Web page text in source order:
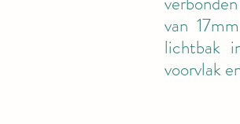
van
lichtbak
voorvlak